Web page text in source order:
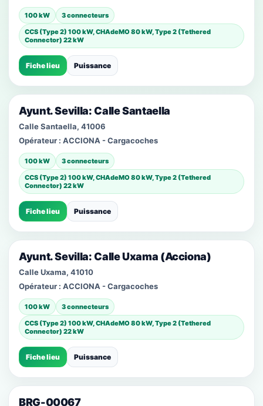
100 kW
3 connecteurs
CCS (Type 2) 100 kW, CHAdeMO 80 kW, Type 2 (Tethered
Connector) 22 kW
Fiche lieu Puissance
Ayunt. Sevilla: Calle Santaella
Calle Santaella, 41006
Opérateur : ACCIONA - Cargacoches
100 kW
3 connecteurs
CCS (Type 2) 100 kW, CHAdeMO 80 kW, Type 2 (Tethered
Connector) 22 kW
Fiche lieu Puissance
Ayunt. Sevilla: Calle Uxama (Acciona)
Calle Uxama, 41010
Opérateur : ACCIONA - Cargacoches
100 kW
3 connecteurs
CCS (Type 2) 100 kW, CHAdeMO 80 kW, Type 2 (Tethered
Connector) 22 kW
Fiche lieu Puissance
BRG-00067